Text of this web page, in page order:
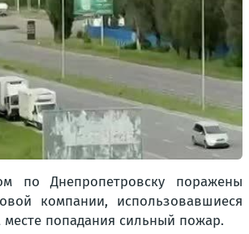
по Днепропетровску поражены
компании, использовавшиеся
попадания сильный пожар.